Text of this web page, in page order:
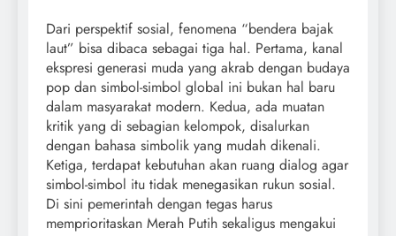
Dari perspektif sosial, fenomena “bendera bajak
laut” bisa dibaca sebagai tiga hal. Pertama, kanal
ekspresi generasi muda yang akrab dengan budaya
pop dan simbol-simbol global ini bukan hal baru
dalam masyarakat modern. Kedua, ada muatan
kritik yang di sebagian kelompok, disalurkan
dengan bahasa simbolik yang mudah dikenali.
Ketiga, terdapat kebutuhan akan ruang dialog agar
simbol-simbol itu tidak menegasikan rukun sosial.
Di sini pemerintah dengan tegas harus
memprioritaskan Merah Putih sekaligus mengakui